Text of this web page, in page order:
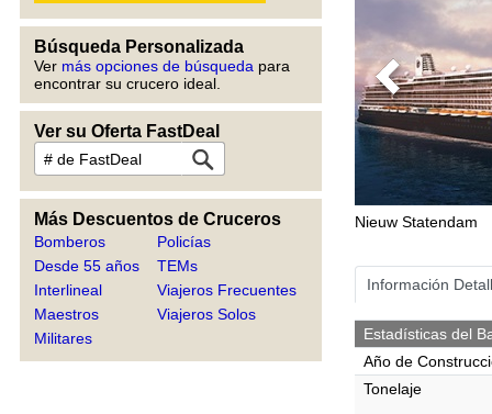
Búsqueda Personalizada
Ver más opciones de búsqueda para
encontrar su crucero ideal.
Ver su Oferta FastDeal
Más Descuentos de Cruceros
Bomberos
Desde 55 años
Interlineal
Maestros
Militares
Policías
TEMs
Viajeros Frecuentes
Viajeros Solos
Previous
Nieuw Statendam
Información
Estadísticas del
Año de
Tonelaje